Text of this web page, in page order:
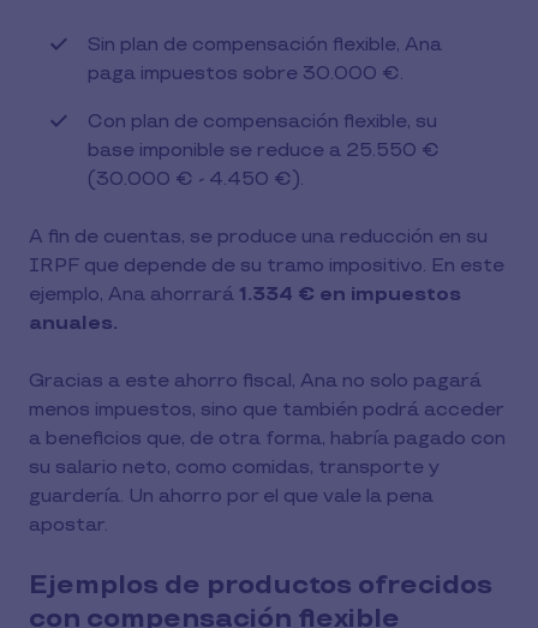
Sin plan de compensación flexible, Ana
paga impuestos sobre 30.000 €.
Con plan de compensación flexible, su
base imponible se reduce a 25.550 €
(30.000 € - 4.450 €).
A fin de cuentas, se produce una reducción en su
IRPF que depende de su tramo impositivo. En este
ejemplo, Ana ahorrará 1.334 € en impuestos
anuales.
Gracias a este ahorro fiscal, Ana no solo pagará
menos impuestos, sino que también podrá acceder
a beneficios que, de otra forma, habría pagado con
su salario neto, como comidas, transporte y
guardería. Un ahorro por el que vale la pena
apostar.
Ejemplos de productos ofrecidos
con compensación flexible